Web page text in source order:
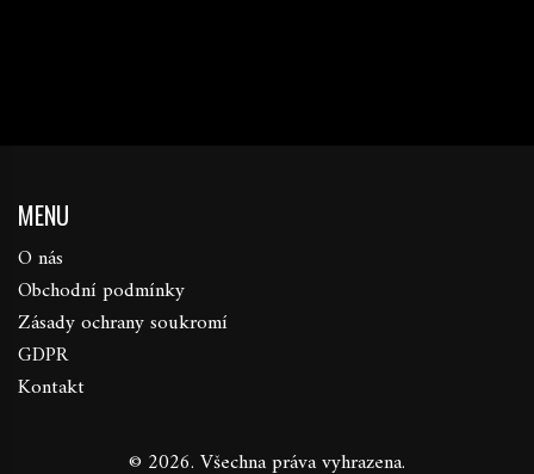
MENU
O nás
Obchodní podmínky
Zásady ochrany soukromí
GDPR
Kontakt
© 2026. Všechna práva vyhrazena.